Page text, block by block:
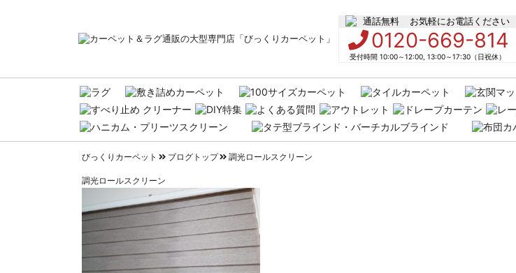
お気軽にお電話ください
0120-669-814
受付時間 10:00～12:00, 13:00～17:30（日祝休）
びっくりカーペット ブログトップ 調光ロールスクリーン
調光ロールスクリーン